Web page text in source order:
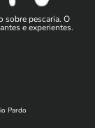
sobre pescaria. O
e experientes.
Pardo